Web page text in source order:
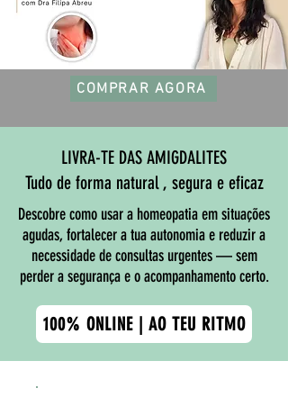
COMPRAR AGORA
LIVRA-TE DAS AMIGDALITES
Tudo de forma natural , segura e eficaz
Descobre como usar a homeopatia em situações
agudas, fortalecer a tua autonomia e reduzir a
necessidade de consultas urgentes — sem
perder a segurança e o acompanhamento certo.
100% ONLINE | AO TEU RITMO